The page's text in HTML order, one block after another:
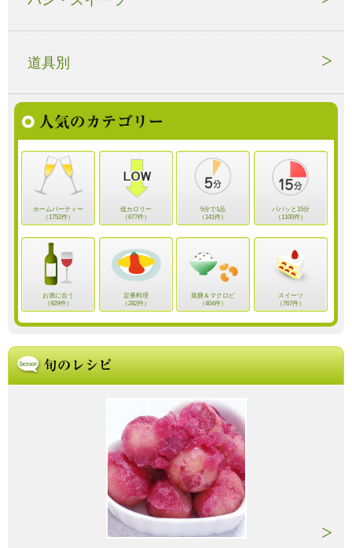
道具別
ホームパーティー
（1752件）
低カロリー
（677件）
5分で1品
（141件）
パパッと15分
（1100件）
お酒に合う
（929件）
定番料理
（282件）
薬膳＆マクロビ
（404件）
スイーツ
（767件）